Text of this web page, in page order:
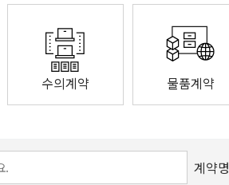
수의계약 물품계약
계약명